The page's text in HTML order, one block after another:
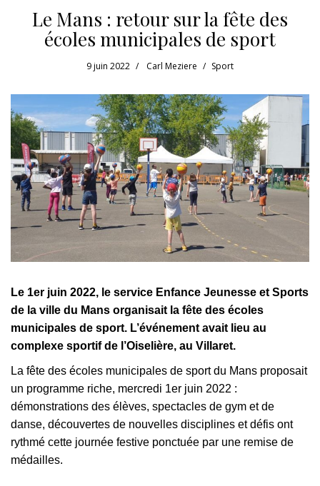
Le Mans : retour sur la fête des
écoles municipales de sport
9 juin 2022 Carl Meziere Sport
Le 1er juin 2022, le service Enfance Jeunesse et Sports
de la ville du Mans organisait la fête des écoles
municipales de sport. L’événement avait lieu au
complexe sportif de l’Oiselière, au Villaret.
La fête des écoles municipales de sport du Mans proposait
un programme riche, mercredi 1er juin 2022 :
démonstrations des élèves, spectacles de gym et de
danse, découvertes de nouvelles disciplines et défis ont
rythmé cette journée festive ponctuée par une remise de
médailles.